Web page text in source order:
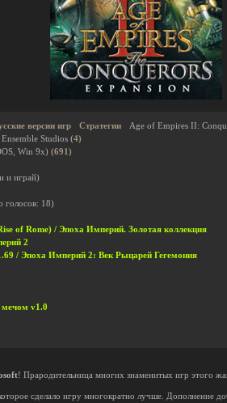
версии игр Стратегии
Age of Empires II:
Ensemble Studios (4)
Win 9x) (691)
и играй)
голосов: 18)
of Rome) / Эпоха Империй. Золотая коллекция
2
/ Эпоха Империй 2: Век Рыцарей Гегемония
v1.0
! Прародительница многих знаменитых игр этого
которое сделало игру многократно лучше. Дополнение